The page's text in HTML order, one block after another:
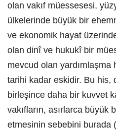
olan vakıf müessesesi,
ülkelerinde büyük bir
ve ekonomik hayat
olan dinî ve hukukî bir
mevcud olan yardımlaşma
tarihi kadar eskidir. Bu his,
birleşince daha bir kuvvet
vakıfların, asırlarca büyük
etmesinin sebebini burada